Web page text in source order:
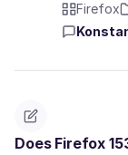
Firefox
Does Firefox